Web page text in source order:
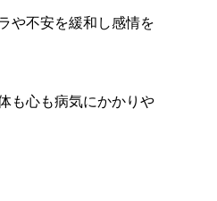
や不安を緩和し感情を
も心も病気にかかりや